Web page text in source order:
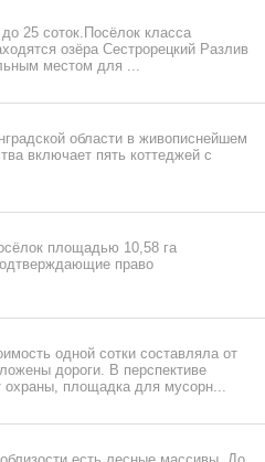
25 соток.Посёлок класса
озёра Сестрорецкий Разлив
местом для ...
области в живописнейшем
включает пять коттеджей с
площадью 10,58 га
право
одной сотки составляла от
дороги. В перспективе
охраны, площадка для мусорн...